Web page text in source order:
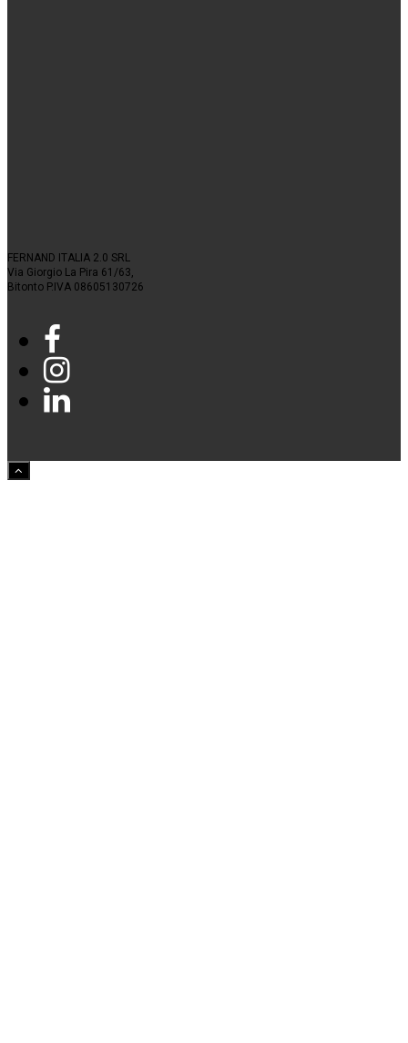
FERNAND ITALIA 2.0 SRL
Via Giorgio La Pira 61/63,
Bitonto P.IVA 08605130726